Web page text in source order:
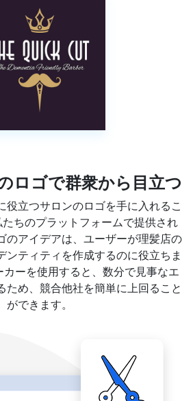
ロゴで群衆から目立つ
役立つサロンのロゴを手に入れるこ
ちのプラットフォームで提供され
のアイデアは、ユーザーが理髪店の
ンティティを作成するのに役立ちま
ーを使用すると、数分で見事なエ
ため、競合他社を簡単に上回ること
ができます。